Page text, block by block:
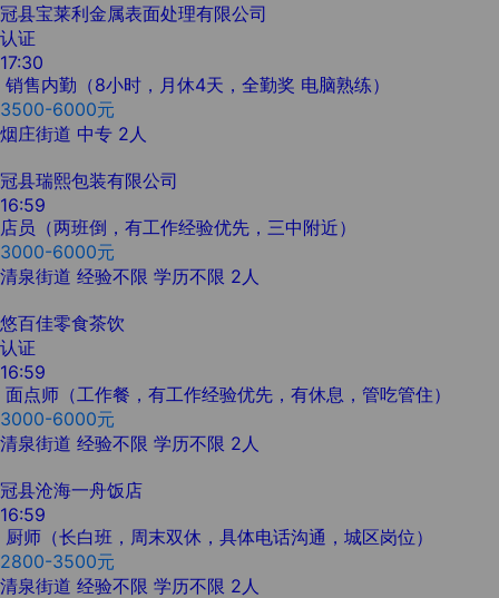
冠县宝莱利金属表面处理有限公司
认证
17:30
销售内勤（8小时，月休4天，全勤奖 电脑熟练）
3500-6000元
烟庄街道 中专 2人
冠县瑞熙包装有限公司
16:59
店员（两班倒，有工作经验优先，三中附近）
3000-6000元
清泉街道 经验不限 学历不限 2人
悠百佳零食茶饮
认证
16:59
面点师（工作餐，有工作经验优先，有休息，管吃管住）
3000-6000元
清泉街道 经验不限 学历不限 2人
冠县沧海一舟饭店
16:59
厨师（长白班，周末双休，具体电话沟通，城区岗位）
2800-3500元
清泉街道 经验不限 学历不限 2人